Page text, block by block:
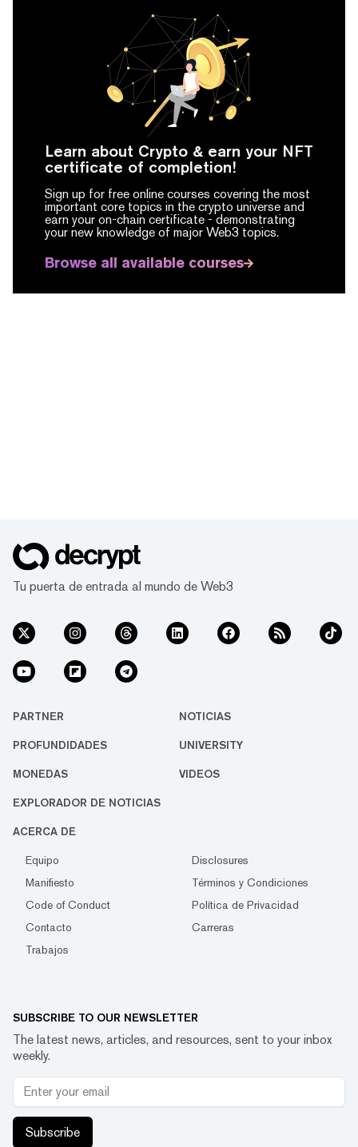
Learn about Crypto & earn your NFT
certificate of completion!
Sign up for free online courses covering the most
important core topics in the crypto universe and
earn your on-chain certificate - demonstrating
your new knowledge of major Web3 topics.
Browse all available courses
Tu puerta de entrada al mundo de Web3
PARTNER NOTICIAS
PROFUNDIDADES UNIVERSITY
MONEDAS VIDEOS
EXPLORADOR DE NOTICIAS
ACERCA DE
Equipo
Disclosures
Manifiesto
Términos y Condiciones
Code of Conduct
Política de Privacidad
Contacto
Carreras
Trabajos
SUBSCRIBE TO OUR NEWSLETTER
The latest news, articles, and resources, sent to your inbox
weekly.
Subscribe